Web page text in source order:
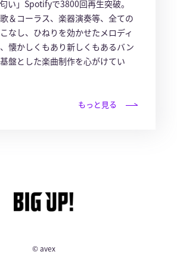
い」Spotifyで3800回再生突破。
＆コーラス、楽器演奏等、全ての
なし、ひねりを効かせたメロディ
懐かしくもあり新しくもあるバン
盤とした楽曲制作を心がけてい
もっと見る
© avex